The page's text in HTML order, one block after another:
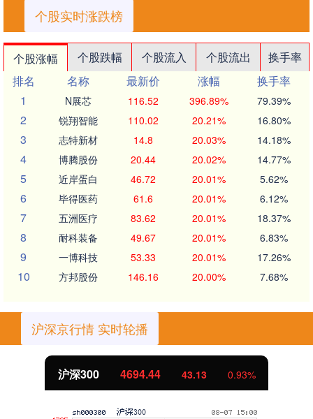
个股实时涨跌榜
个股涨幅 个股跌幅 个股流入 个股流出
换手率
排名
名称 最新价 涨幅
换手率
1
N展芯 116.52 396.89% 79.39%
2 锐翔智能 110.02 20.21% 16.80%
3 志特新材 14.8 20.03% 14.18%
4 博腾股份 20.44 20.02% 14.77%
5 近岸蛋白 46.72 20.01% 5.62%
6 毕得医药 61.6 20.01% 6.12%
7 五洲医疗 83.62 20.01% 18.37%
8 耐科装备 49.67 20.01% 6.83%
9 一博科技 53.33 20.01% 17.26%
10 方邦股份 146.16 20.00% 7.68%
沪深京行情 实时轮播
沪深300 4694.44 43.13 0.93%